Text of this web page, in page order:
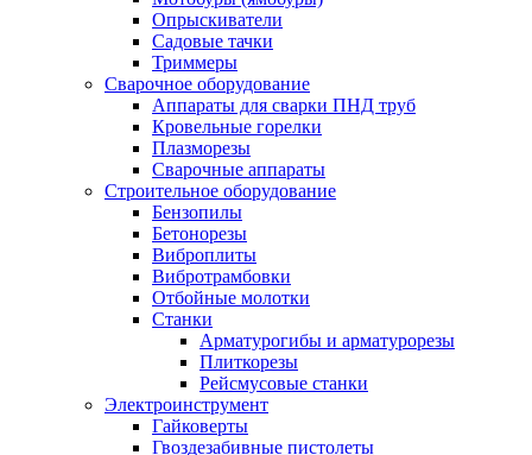
Опрыскиватели
Садовые тачки
Триммеры
Сварочное оборудование
Аппараты для сварки ПНД труб
Кровельные горелки
Плазморезы
Сварочные аппараты
Строительное оборудование
Бензопилы
Бетонорезы
Виброплиты
Вибротрамбовки
Отбойные молотки
Станки
Арматурогибы и арматурорезы
Плиткорезы
Рейсмусовые станки
Электроинструмент
Гайковерты
Гвоздезабивные пистолеты